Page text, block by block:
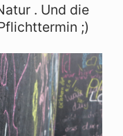
. Und die
;)